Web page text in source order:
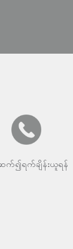
က်၍ရက်ချိန်းယူရန်